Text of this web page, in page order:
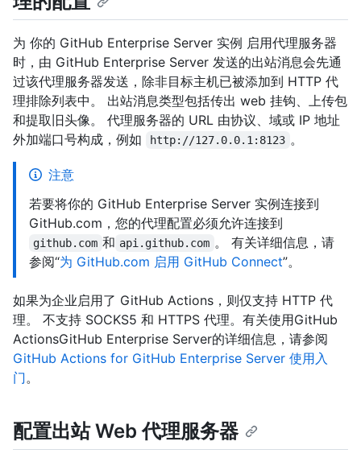
为 你的 GitHub Enterprise Server 实例 启用代理服务器
时，由 GitHub Enterprise Server 发送的出站消息会先通
过该代理服务器发送，除非目标主机已被添加到 HTTP 代
理排除列表中。 出站消息类型包括传出 web 挂钩、上传包
和提取旧头像。 代理服务器的 URL 由协议、域或 IP 地址
外加端口号构成，例如
http://127.0.0.1:8123 。
注意
若要将你的 GitHub Enterprise Server 实例连接到
GitHub.com，您的代理配置必须允许连接到
github.com 和 api.github.com 。 有关详细信息，请
参阅“为 GitHub.com 启用 GitHub Connect”。
如果为企业启用了 GitHub Actions，则仅支持 HTTP 代
理。 不支持 SOCKS5 和 HTTPS 代理。有关使用GitHub
ActionsGitHub Enterprise Server的详细信息，请参阅
GitHub Actions for GitHub Enterprise Server 使用入
门。
配置出站 Web 代理服务器